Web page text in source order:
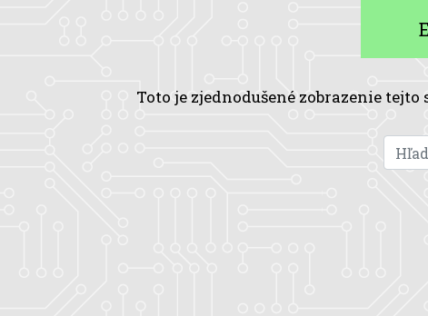
Toto je zjednodušené zobrazenie